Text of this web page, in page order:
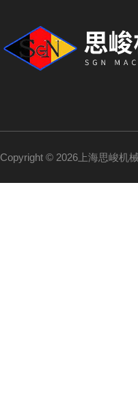
Copyright © 2026上海思峻机